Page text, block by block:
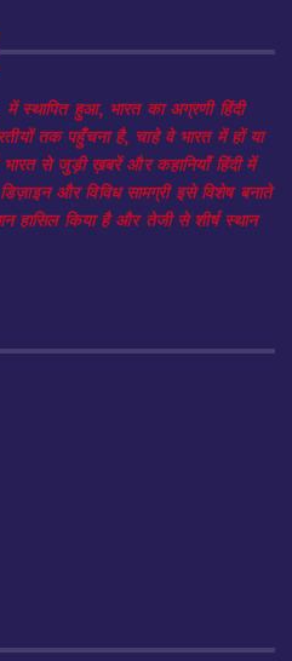
हुआ, भारत का अग्रणी हिंदी
तक पहुँचना है, चाहे वे भारत में हों या
से जुड़ी ख़बरें और कहानियाँ हिंदी में
और विविध सामग्री इसे विशेष बनाते
हासिल किया है और तेजी से शीर्ष स्थान